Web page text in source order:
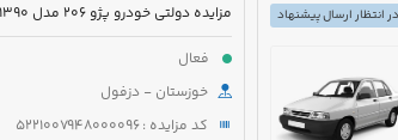
در انتظار ارسال پیشنهاد
فعال
خوزستان - دزفول
کد مزایده : 5221007948000096